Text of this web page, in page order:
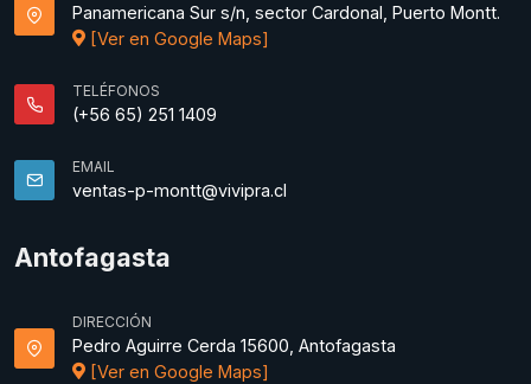
Panamericana Sur s/n, sector Cardonal, Puerto Montt.
[Ver en Google Maps]
TELÉFONOS
(+56 65) 251 1409
EMAIL
ventas-p-montt@vivipra.cl
Antofagasta
DIRECCIÓN
Pedro Aguirre Cerda 15600, Antofagasta
[Ver en Google Maps]